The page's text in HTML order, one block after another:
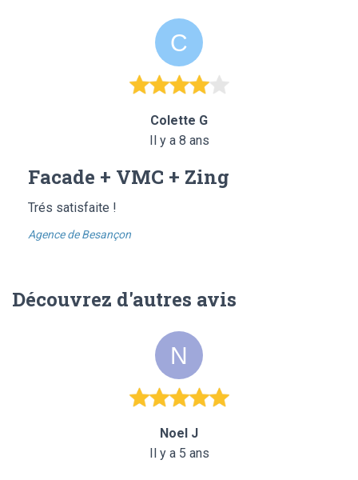
Colette G
Il y a 8 ans
Facade + VMC + Zing
Trés satisfaite !
Agence de Besançon
Découvrez d'autres avis
Noel J
Il y a 5 ans